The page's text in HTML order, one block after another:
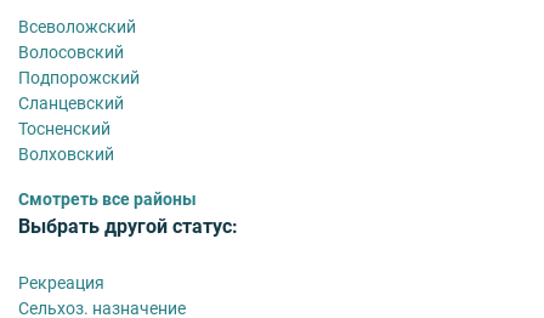
Всеволожский
Волосовский
Подпорожский
Сланцевский
Тосненский
Волховский
Смотреть все районы
Выбрать другой статус:
Рекреация
Сельхоз. назначение